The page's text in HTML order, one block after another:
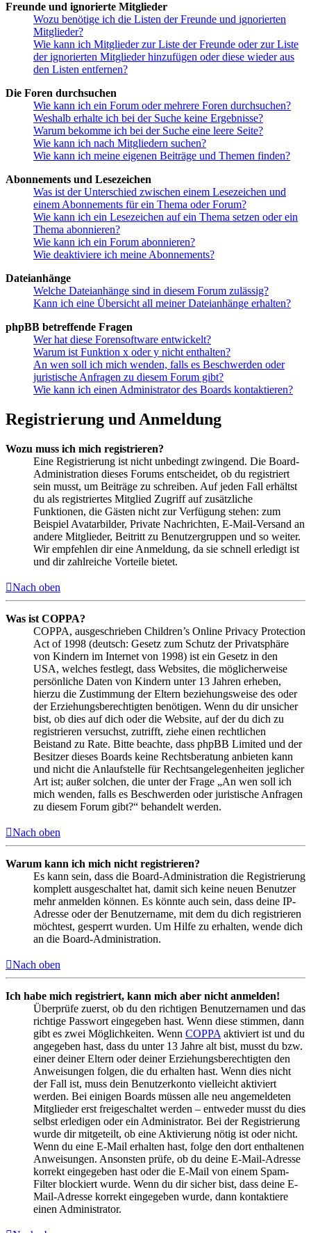
Freunde und ignorierte Mitglieder
Wozu benötige ich die Listen der Freunde und ignorierten
Mitglieder?
Wie kann ich Mitglieder zur Liste der Freunde oder zur Liste
der ignorierten Mitglieder hinzufügen oder diese wieder aus
den Listen entfernen?
Die Foren durchsuchen
Wie kann ich ein Forum oder mehrere Foren durchsuchen?
Weshalb erhalte ich bei der Suche keine Ergebnisse?
Warum bekomme ich bei der Suche eine leere Seite?
Wie kann ich nach Mitgliedern suchen?
Wie kann ich meine eigenen Beiträge und Themen finden?
Abonnements und Lesezeichen
Was ist der Unterschied zwischen einem Lesezeichen und
einem Abonnements für ein Thema oder Forum?
Wie kann ich ein Lesezeichen auf ein Thema setzen oder ein
Thema abonnieren?
Wie kann ich ein Forum abonnieren?
Wie deaktiviere ich meine Abonnements?
Dateianhänge
Welche Dateianhänge sind in diesem Forum zulässig?
Kann ich eine Übersicht all meiner Dateianhänge erhalten?
phpBB betreffende Fragen
Wer hat diese Forensoftware entwickelt?
Warum ist Funktion x oder y nicht enthalten?
An wen soll ich mich wenden, falls es Beschwerden oder
juristische Anfragen zu diesem Forum gibt?
Wie kann ich einen Administrator des Boards kontaktieren?
Registrierung und Anmeldung
Wozu muss ich mich registrieren?
Eine Registrierung ist nicht unbedingt zwingend. Die Board-
Administration dieses Forums entscheidet, ob du registriert
sein musst, um Beiträge zu schreiben. Auf jeden Fall erhältst
du als registriertes Mitglied Zugriff auf zusätzliche
Funktionen, die Gästen nicht zur Verfügung stehen: zum
Beispiel Avatarbilder, Private Nachrichten, E-Mail-Versand an
andere Mitglieder, Beitritt zu Benutzergruppen und so weiter.
Wir empfehlen dir eine Anmeldung, da sie schnell erledigt ist
und dir zahlreiche Vorteile bietet.
Nach oben
Was ist COPPA?
COPPA, ausgeschrieben Children’s Online Privacy Protection
Act of 1998 (deutsch: Gesetz zum Schutz der Privatsphäre
von Kindern im Internet von 1998) ist ein Gesetz in den
USA, welches festlegt, dass Websites, die möglicherweise
persönliche Daten von Kindern unter 13 Jahren erheben,
hierzu die Zustimmung der Eltern beziehungsweise des oder
der Erziehungsberechtigten benötigen. Wenn du dir unsicher
bist, ob dies auf dich oder die Website, auf der du dich zu
registrieren versuchst, zutrifft, ziehe einen rechtlichen
Beistand zu Rate. Bitte beachte, dass phpBB Limited und der
Besitzer dieses Boards keine Rechtsberatung anbieten kann
und nicht die Anlaufstelle für Rechtsangelegenheiten jeglicher
Art ist; außer solchen, die unter der Frage „An wen soll ich
mich wenden, falls es Beschwerden oder juristische Anfragen
zu diesem Forum gibt?“ behandelt werden.
Nach oben
Warum kann ich mich nicht registrieren?
Es kann sein, dass die Board-Administration die Registrierung
komplett ausgeschaltet hat, damit sich keine neuen Benutzer
mehr anmelden können. Es könnte auch sein, dass deine IP-
Adresse oder der Benutzername, mit dem du dich registrieren
möchtest, gesperrt wurden. Um Hilfe zu erhalten, wende dich
an die Board-Administration.
Nach oben
Ich habe mich registriert, kann mich aber nicht anmelden!
Überprüfe zuerst, ob du den richtigen Benutzernamen und das
richtige Passwort eingegeben hast. Wenn diese stimmen, dann
gibt es zwei Möglichkeiten. Wenn COPPA aktiviert ist und du
angegeben hast, dass du unter 13 Jahre alt bist, musst du bzw.
einer deiner Eltern oder deiner Erziehungsberechtigten den
Anweisungen folgen, die du erhalten hast. Wenn dies nicht
der Fall ist, muss dein Benutzerkonto vielleicht aktiviert
werden. Bei einigen Boards müssen alle neu angemeldeten
Mitglieder erst freigeschaltet werden – entweder musst du dies
selbst erledigen oder ein Administrator. Bei der Registrierung
wurde dir mitgeteilt, ob eine Aktivierung nötig ist oder nicht.
Wenn du eine E-Mail erhalten hast, folge den dort enthaltenen
Anweisungen. Ansonsten prüfe, ob du deine E-Mail-Adresse
korrekt eingegeben hast oder die E-Mail von einem Spam-
Filter blockiert wurde. Wenn du dir sicher bist, dass deine E-
Mail-Adresse korrekt eingegeben wurde, dann kontaktiere
einen Administrator.